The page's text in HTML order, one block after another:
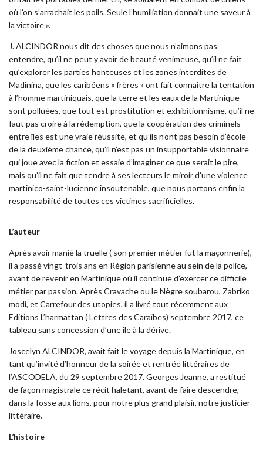
où l’on s’arrachait les poils. Seule l’humiliation donnait une saveur à
la victoire ».
J. ALCINDOR nous dit des choses que nous n’aimons pas
entendre, qu’il ne peut y avoir de beauté venimeuse, qu’il ne fait
qu’explorer les parties honteuses et les zones interdites de
Madinina, que les caribéens « frères » ont fait connaître la tentation
à l’homme martiniquais, que la terre et les eaux de la Martinique
sont polluées, que tout est prostitution et exhibitionnisme, qu’il ne
faut pas croire à la rédemption, que la coopération des criminels
entre îles est une vraie réussite, et qu’ils n’ont pas besoin d’école
de la deuxième chance, qu’il n’est pas un insupportable visionnaire
qui joue avec la fiction et essaie d’imaginer ce que serait le pire,
mais qu’il ne fait que tendre à ses lecteurs le miroir d’une violence
martinico-saint-lucienne insoutenable, que nous portons enfin la
responsabilité de toutes ces victimes sacrificielles.
L’auteur
Après avoir manié la truelle ( son premier métier fut la maçonnerie),
il a passé vingt-trois ans en Région parisienne au sein de la police,
avant de revenir en Martinique où il continue d’exercer ce difficile
métier par passion. Après Cravache ou le Nègre soubarou, Zabriko
modi, et Carrefour des utopies, il a livré tout récemment aux
Editions L’harmattan ( Lettres des Caraïbes) septembre 2017, ce
tableau sans concession d’une île à la dérive.
Joscelyn ALCINDOR, avait fait le voyage depuis la Martinique, en
tant qu’invité d’honneur de la soirée et rentrée littéraires de
l’ASCODELA, du 29 septembre 2017. Georges Jeanne, a restitué
de façon magistrale ce récit haletant, avant de faire descendre,
dans la fosse aux lions, pour notre plus grand plaisir, notre justicier
littéraire.
L’histoire